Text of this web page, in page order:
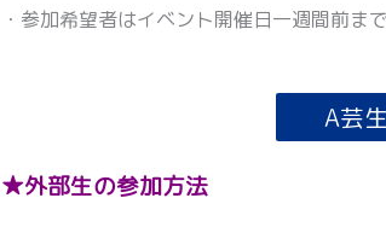
・参加希望者はイベント開催日一週間前
A芸
★外部生の参加方法